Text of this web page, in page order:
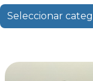
Seleccionar